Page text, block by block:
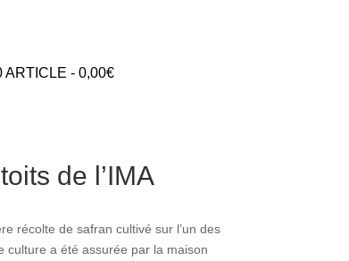
ARTICLE 0,00€
de l’IMA​
récolte de safran cultivé sur l’un des
culture a été assurée par la maison